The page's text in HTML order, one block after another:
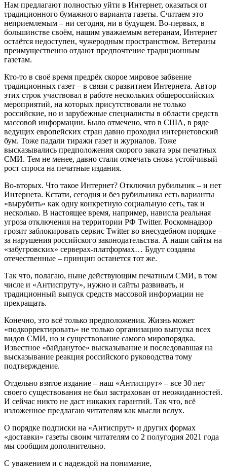
Нам предлагают полностью уйти в Интернет, оказаться от
традиционного бумажного варианта газеты. Считаем это
неприемлемым – ни сегодня, ни в будущем. Во-первых, в
большинстве своём, нашим уважаемым ветеранам, Интернет
остаётся недоступен, чужеродным пространством. Ветераны
преимущественно отдают предпочтение традиционным
газетам.
Кто-то в своё время предрёк скорое мировое забвение
традиционных газет – в связи с развитием Интернета. Автор
этих строк участвовал в работе нескольких общероссийских
мероприятий, на которых присутствовали не только
российские, но и зарубежные специалисты в области средств
массовой информации. Было отмечено, что в США, в ряде
ведущих европейских стран давно проходил интернетовский
бум. Тоже падали тиражи газет и журналов. Тоже
высказывались предположения скорого заката эры печатных
СМИ. Тем не менее, давно стали отмечать снова устойчивый
рост спроса на печатные издания.
Во-вторых. Что такое Интернет? Отключил рубильник – и нет
Интернета. Кстати, сегодня и без рубильника есть варианты
«вырубить» как одну конкретную социальную сеть, так и
несколько. В настоящее время, например, нависла реальная
угроза отключения на территории РФ Twitter. Роскомнадзор
грозит заблокировать сервис Twitter во внесудебном порядке –
за нарушения российского законодательства. А наши сайты на
«забугровских» серверах-платформах… Будут созданы
отечественные – принцип останется тот же.
Так что, полагаю, ныне действующим печатным СМИ, в том
числе и «Антиспруту», нужно и сайты развивать, и
традиционный выпуск средств массовой информации не
прекращать.
Конечно, это всё только предположения. Жизнь может
«подкорректировать» не только организацию выпуска всех
видов СМИ, но и существование самого миропорядка.
Известное «байданутое» высказывание и последовавшая на
высказывание реакция российского руководства тому
подтверждение.
Отдельно взятое издание – наш «Антиспрут» – все 30 лет
своего существования не был застрахован от неожиданностей.
И сейчас никто не даст никаких гарантий. Так что, всё
изложенное предлагаю читателям как мысли вслух.
О порядке подписки на «Антиспрут» и других формах
«доставки» газеты своим читателям со 2 полугодия 2021 года
мы сообщим дополнительно.
С уважением и с надеждой на понимание,